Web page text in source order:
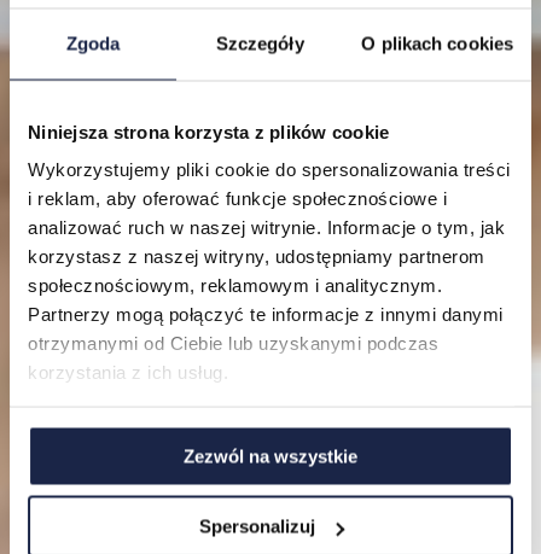
Zgoda Szczegóły O plikach cookies
Niniejsza strona korzysta z plików cookie
Wykorzystujemy pliki cookie do spersonalizowania treści
i reklam, aby oferować funkcje społecznościowe i
analizować ruch w naszej witrynie. Informacje o tym, jak
korzystasz z naszej witryny, udostępniamy partnerom
społecznościowym, reklamowym i analitycznym.
Partnerzy mogą połączyć te informacje z innymi danymi
otrzymanymi od Ciebie lub uzyskanymi podczas
korzystania z ich usług.
Zezwól na wszystkie
Spersonalizuj
Lokalizacje
Mieszkania
O nas
FAQ